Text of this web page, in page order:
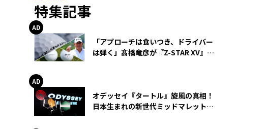
特集記事
「アプローチは食いつき、ドライバー
は弾く」髙橋竜彦が『Z-STAR XV』を
オデッセイ『タートル』旋風の真相！
日本生まれの新世代ミッドマレットが